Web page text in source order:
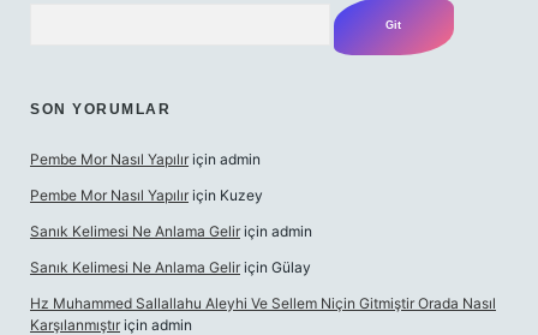
SON YORUMLAR
Pembe Mor Nasıl Yapılır için admin
Pembe Mor Nasıl Yapılır için Kuzey
Sanık Kelimesi Ne Anlama Gelir için admin
Sanık Kelimesi Ne Anlama Gelir için Gülay
Hz Muhammed Sallallahu Aleyhi Ve Sellem Niçin Gitmiştir Orada Nasıl
Karşılanmıştır için admin